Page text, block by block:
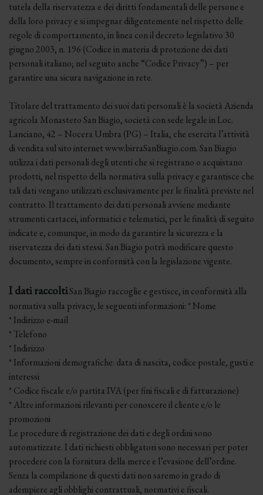
tutela della riservatezza e dei diritti fondamentali delle persone e
della loro privacy e si impegnar diligentemente nel rispetto delle
regole di comportamento, in linea con il decreto legislativo 30
giugno 2003, n. 196 (Codice in materia di protezione dei dati
personali italiano; nel seguito anche “Codice Privacy”) – per
garantire una sicura navigazione in rete.
Titolare del trattamento dei suoi dati personali è la società Azienda
agricola Monastero San Biagio, società con sede legale in Loc.
Lanciano, 42 – Nocera Umbra (PG) – Italia, che esercita l’attività
di vendita sul sito internet www.birraSanBiagio.com. San Biagio
utilizza i dati personali degli utenti che si registrano o acquistano
prodotti, nel rispetto della normativa sulla privacy e garantisce che
tali dati vengano utilizzati esclusivamente per le finalità previste nel
contratto. Il trattamento dei dati personali avviene mediante
strumenti cartacei, informatici e telematici, per le finalità di seguito
indicate e, comunque, in modo da garantire la sicurezza e la
riservatezza dei dati stessi. San Biagio potrà modificare questo
documento, sempre in conformità con la legislazione vigente.
I dati raccoltiSan Biagio raccoglie e gestisce, in conformità alla
normativa sulla privacy, le seguenti informazioni: * Nome
* Indirizzo e-mail
* Telefono
* Indirizzo
* Informazioni demografiche: data di nascita, codice postale, gusti e
interessi
* Codice fiscale e/o partita IVA (per fini fiscali e di fatturazione)
* Altre informazioni rilevanti per conoscere il cliente e/o le
promozioni
Le procedure di registrazione dei dati e degli ordini sono
automatizzate. I dati richiesti obbligatori sono necessari per poter
procedere con la fornitura della merce e l’evasione dell’ordine.
Senza la compilazione di questi dati non saremo in grado di
adempiere agli obblighi contrattuali, normativi e fiscali.